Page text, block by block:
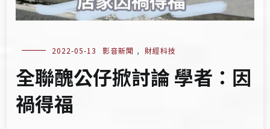
2022-05-13 影音新聞 , 財經科技
全聯醜公仔掀討論 學者：因
禍得福